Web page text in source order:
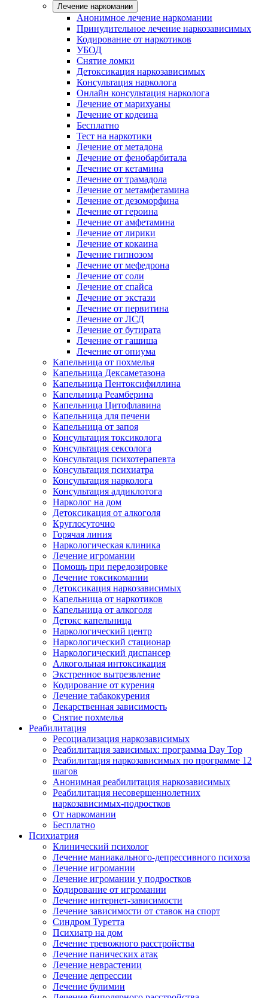
Лечение наркомании
Анонимное лечение наркомании
Принудительное лечение наркозависимых
Кодирование от наркотиков
УБОД
Снятие ломки
Детоксикация наркозависимых
Консультация нарколога
Онлайн консультация нарколога
Лечение от марихуаны
Лечение от кодеина
Бесплатно
Тест на наркотики
Лечение от метадона
Лечение от фенобарбитала
Лечение от кетамина
Лечение от трамадола
Лечение от метамфетамина
Лечение от дезоморфина
Лечение от героина
Лечение от амфетамина
Лечение от лирики
Лечение от кокаина
Лечение гипнозом
Лечение от мефедрона
Лечение от соли
Лечение от спайса
Лечение от экстази
Лечение от первитина
Лечение от ЛСД
Лечение от бутирата
Лечение от гашиша
Лечение от опиума
Капельница от похмелья
Капельница Дексаметазона
Капельница Пентоксифиллина
Капельница Реамберина
Капельница Цитофлавина
Капельница для печени
Капельница от запоя
Консультация токсиколога
Консультация сексолога
Консультация психотерапевта
Консультация психиатра
Консультация нарколога
Консультация аддиклотога
Нарколог на дом
Детоксикация от алкоголя
Круглосуточно
Горячая линия
Наркологическая клиника
Лечение игромании
Помощь при передозировке
Лечение токсикомании
Детоксикация наркозависимых
Капельница от наркотиков
Капельница от алкоголя
Детокс капельница
Наркологический центр
Наркологический стационар
Наркологический диспансер
Алкогольная интоксикация
Экстренное вытрезвление
Кодирование от курения
Лечение табакокурения
Лекарственная зависимость
Снятие похмелья
Реабилитация
Ресоциализация наркозависимых
Реабилитация зависимых: программа Day Top
Реабилитация наркозависимых по программе 12
шагов
Анонимная реабилитация наркозависимых
Реабилитация несовершеннолетних
наркозависимых-подростков
От наркомании
Бесплатно
Психиатрия
Клинический психолог
Лечение маниакального-депрессивного психоза
Лечение игромании
Лечение игромании у подростков
Кодирование от игромании
Лечение интернет-зависимости
Лечение зависимости от ставок на спорт
Синдром Туретта
Психиатр на дом
Лечение тревожного расстройства
Лечение панических атак
Лечение неврастении
Лечение депрессии
Лечение булимии